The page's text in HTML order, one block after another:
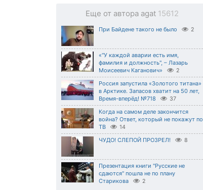
Еще от автора agat 15612
При Байдене такого не было 2
«"У каждой аварии есть имя,
фамилия и должность", – Лазарь
Моисеевич Каганович»
2
Россия запустила «Золотого титана»
в Арктике. Запасов хватит на 50 лет,
Время-вперёд! №718
37
Когда на самом деле закончится
война? Ответ, который не покажут по
ТВ
14
ЧУДО! СЛЕПОЙ ПРОЗРЕЛ! 8
Презентация книги "Русские не
сдаются" пошла не по плану
Старикова
2